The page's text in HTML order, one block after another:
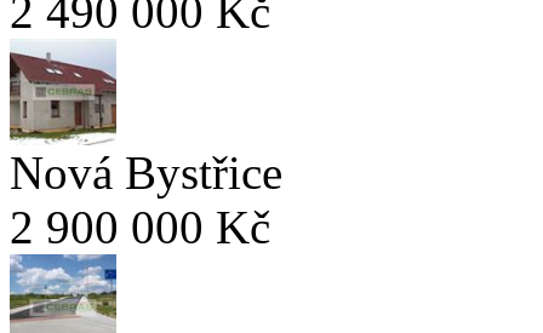
2 490 000 Kč
Nová Bystřice
2 900 000 Kč